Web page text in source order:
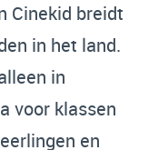
Cinekid breidt
in het land.
in
voor klassen
en